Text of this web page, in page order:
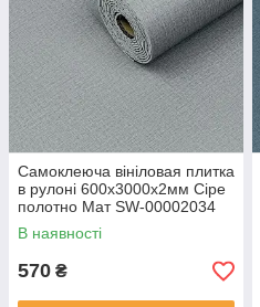
Самоклеюча вініловая плитка
в рулоні 600х3000х2мм Сіре
полотно Мат SW-00002034
В наявності
570 ₴